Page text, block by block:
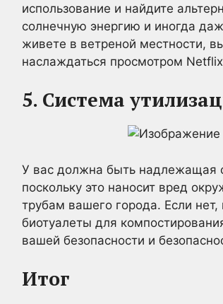
использование и найдите
солнечную энергию и иногда
живете в ветреной местности,
наслаждаться просмотром
5. Система
У вас должна быть надлежащая
поскольку это наносит вред
трубам вашего города. Если
биотуалеты для
вашей безопасности и
Итог